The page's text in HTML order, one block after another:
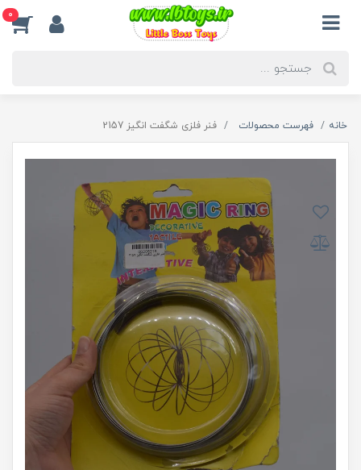
0
خانه فهرست محصولات فنر فلزی شگفت انگیز 2157